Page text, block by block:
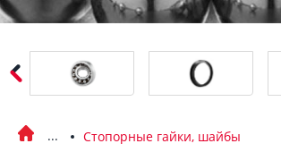
Стопорные гайки, шайбы